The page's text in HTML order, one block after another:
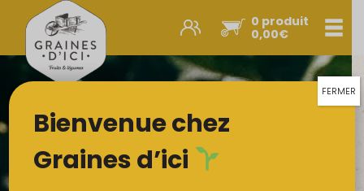
0 produit
0,00€
Promos et nouveautés
Légumes & œufs
Fruits
Viandes
Bienvenue chez
Graines d’ici
FERMER